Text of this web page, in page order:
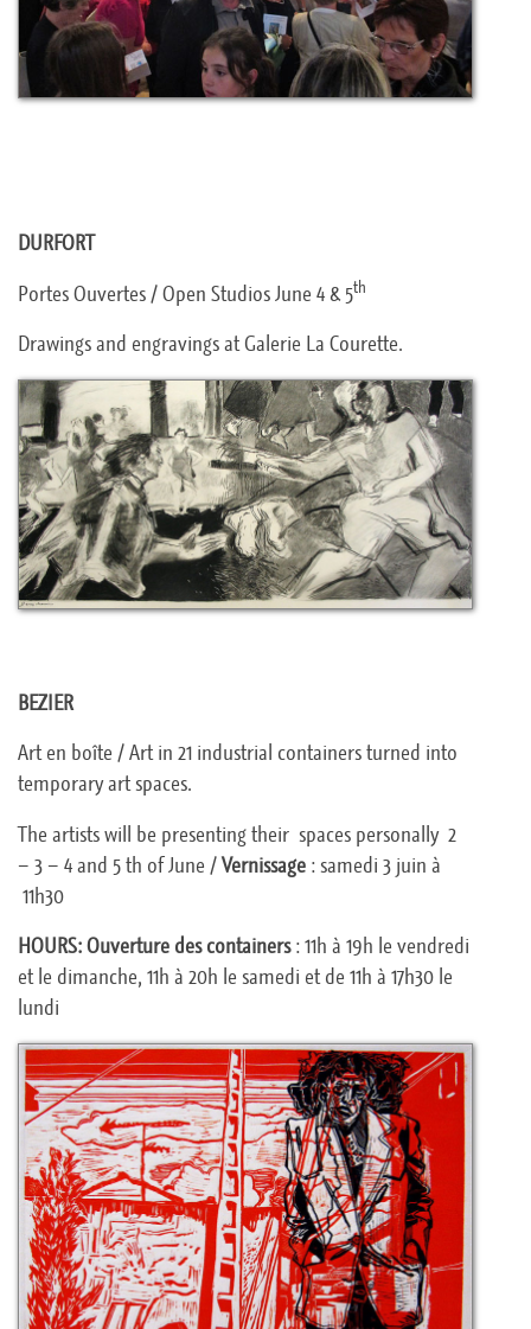
DURFORT
Portes Ouvertes / Open Studios June 4 & 5th
Drawings and engravings at Galerie La Courette.
BEZIER
Art en boîte / Art in 21 industrial containers turned into
temporary art spaces.
The artists will be presenting their spaces personally 2
– 3 – 4 and 5 th of June /Vernissage: samedi 3 juin à
11h30
HOURS: Ouverture des containers: 11h à 19h le vendredi
et le dimanche, 11h à 20h le samedi et de 11h à 17h30 le
lundi